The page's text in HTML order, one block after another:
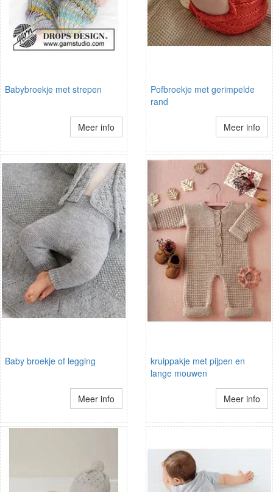
Babybroekje met strepen
Meer info
Pofbroekje met gerimpelde
rand
Meer info
Baby broekje of legging
Meer info
kruippakje met pijpen en
lange mouwen
Meer info